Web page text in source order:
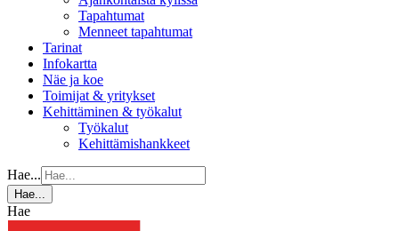
Tapahtumat
Menneet tapahtumat
Tarinat
Infokartta
Näe ja koe
Toimijat & yritykset
Kehittäminen & työkalut
Työkalut
Kehittämishankkeet
Hae...
Hae...
Hae